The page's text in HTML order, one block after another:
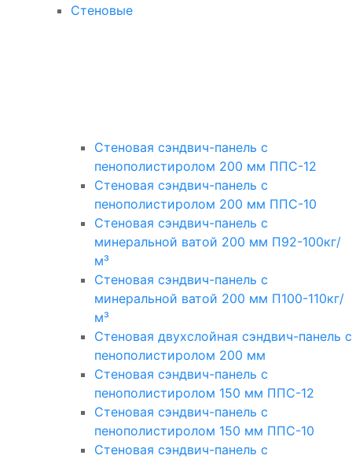
Стеновые
Стеновая сэндвич-панель с
пенополистиролом 200 мм ППС-12
Стеновая сэндвич-панель с
пенополистиролом 200 мм ППС-10
Стеновая сэндвич-панель с
минеральной ватой 200 мм П92-100кг/
м³
Стеновая сэндвич-панель с
минеральной ватой 200 мм П100-110кг/
м³
Стеновая двухслойная сэндвич-панель с
пенополистиролом 200 мм
Стеновая сэндвич-панель с
пенополистиролом 150 мм ППС-12
Стеновая сэндвич-панель с
пенополистиролом 150 мм ППС-10
Стеновая сэндвич-панель с